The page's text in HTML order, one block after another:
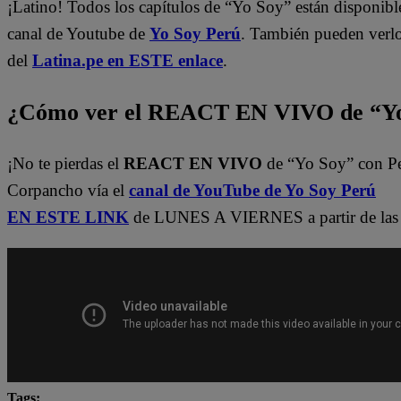
¡Latino! Todos los capítulos de “Yo Soy” están
canal de Youtube de Yo Soy Perú. También pueden
del Latina.pe en ESTE enlace.
¿Cómo ver el REACT EN VIVO de
¡No te pierdas el REACT EN VIVO de “Yo Soy” con
Corpancho vía el canal de YouTube de Yo Soy Perú
EN ESTE LINK de LUNES A VIERNES a partir de